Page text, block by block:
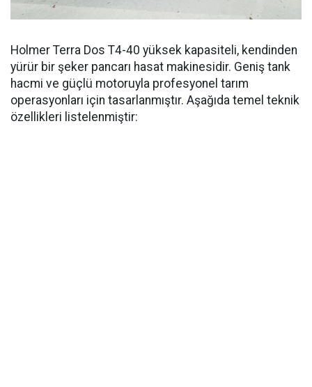
Holmer Terra Dos T4-40 yüksek kapasiteli, kendinden
yürür bir şeker pancarı hasat makinesidir. Geniş tank
hacmi ve güçlü motoruyla profesyonel tarım
operasyonları için tasarlanmıştır. Aşağıda temel teknik
özellikleri listelenmiştir: